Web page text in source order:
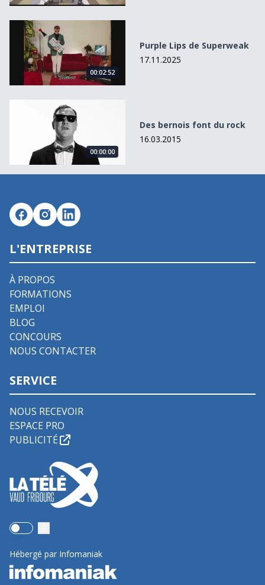
Purple Lips de Superweak
00:02:52
Purple Lips de Superweak
17.11.2025
Des bernois font du rock
00:00:00
Des bernois font du rock
16.03.2015
L'ENTREPRISE
À PROPOS
FORMATIONS
EMPLOI
BLOG
CONCOURS
NOUS CONTACTER
SERVICE
NOUS RECEVOIR
ESPACE PRO
PUBLICITÉ
Use setting
Hébergé par Infomaniak